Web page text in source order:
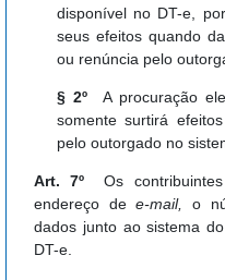
disponível no DT-e,
seus efeitos quando
ou renúncia pelo
§ 2º A procuração
somente surtirá
pelo outorgado no
Art. 7ºOs
endereço dee-mail,
o
dados junto ao sistema
DT-e.